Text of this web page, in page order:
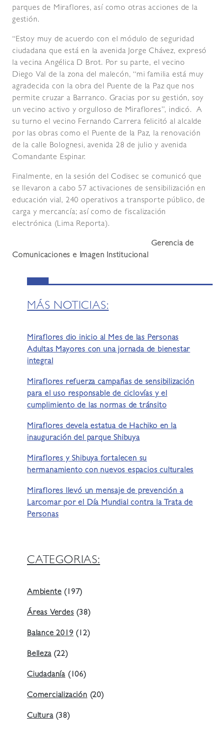
parques de Miraflores, así como otras acciones de la
gestión.
“Estoy muy de acuerdo con el módulo de seguridad
ciudadana que está en la avenida Jorge Chávez, expresó
la vecina Angélica D Brot. Por su parte, el vecino
Diego Val de la zona del malecón, “mi familia está muy
agradecida con la obra del Puente de la Paz que nos
permite cruzar a Barranco. Gracias por su gestión, soy
un vecino activo y orgulloso de Miraflores”, indicó. A
su turno el vecino Fernando Carrera felicitó al alcalde
por las obras como el Puente de la Paz, la renovación
de la calle Bolognesi, avenida 28 de julio y avenida
Comandante Espinar.
Finalmente, en la sesión del Codisec se comunicó que
se llevaron a cabo 57 activaciones de sensibilización en
educación vial, 240 operativos a transporte público, de
carga y mercancía; así como de fiscalización
electrónica (Lima Reporta).
Gerencia de
Comunicaciones e Imagen Institucional
MÁS NOTICIAS:
Miraflores dio inicio al Mes de las Personas
Adultas Mayores con una jornada de bienestar
integral
Miraflores refuerza campañas de sensibilización
para el uso responsable de ciclovías y el
cumplimiento de las normas de tránsito
Miraflores devela estatua de Hachiko en la
inauguración del parque Shibuya
Miraflores y Shibuya fortalecen su
hermanamiento con nuevos espacios culturales
Miraflores llevó un mensaje de prevención a
Larcomar por el Día Mundial contra la Trata de
Personas
CATEGORIAS:
Ambiente (197)
Áreas Verdes (38)
Balance 2019 (12)
Belleza(22)
Ciudadanía (106)
Comercialización (20)
Cultura(38)